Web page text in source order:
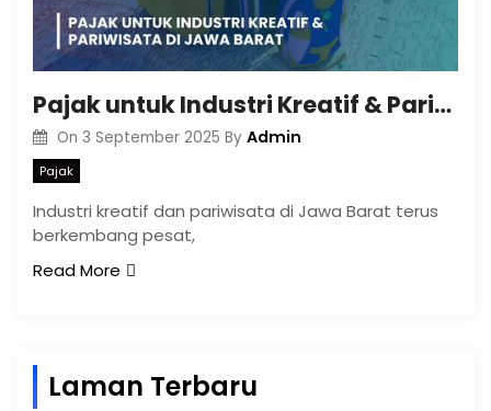
Pajak untuk Industri Kreatif & Pariwisata di Jawa Barat
On 3 September 2025 By Admin
Pajak
Industri kreatif dan pariwisata di Jawa Barat terus
berkembang pesat,
Read More
Laman Terbaru